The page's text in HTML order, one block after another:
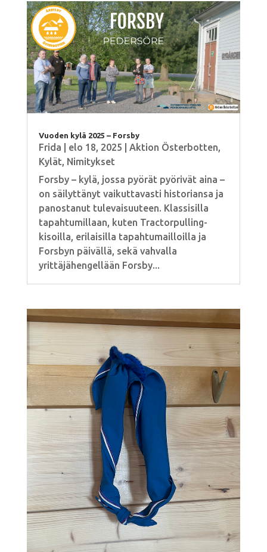
Vuoden kylä 2025 – Forsby
Frida elo 18, 2025 Aktion Österbotten,
Kylät, Nimitykset
Forsby – kylä, jossa pyörät pyörivät aina –
on säilyttänyt vaikuttavasti historiansa ja
panostanut tulevaisuuteen. Klassisilla
tapahtumillaan, kuten Tractorpulling-
kisoilla, erilaisilla tapahtumailloilla ja
Forsbyn päivällä, sekä vahvalla
yrittäjähengellään Forsby...